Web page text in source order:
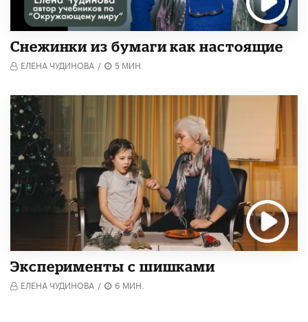
Снежинки из бумаги как настоящие
ЕЛЕНА ЧУДИНОВА / 5 МИН.
Эксперименты с шишками
ЕЛЕНА ЧУДИНОВА / 6 МИН.